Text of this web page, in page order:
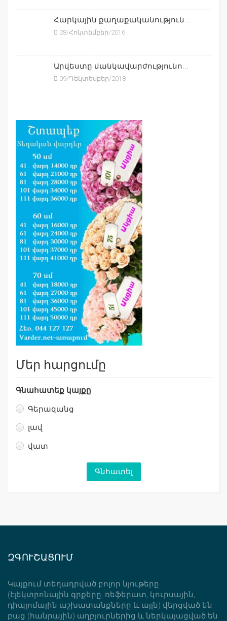
Հարկային քաղաքականություն...
28/Հոկտեմբեր/2016
Արվեստը մանկավարժությունո...
09/Դեկտեմբեր/2018
Մեր հարցումը
Գնահատեք կայքը
Գերազանց
լավ
վատ
ԶԳՈՒՇԱՑՈՒՄ
Կայքում տեղադրված բոլոր նյութերը
(էլեկտրոնային գրքերը, ռեֆերատ, կուրսային,
դիպլոմային աշխատանքները և այլն) վերցված են
բաց (հանրային) աղբյուրներից և ներկայացված են